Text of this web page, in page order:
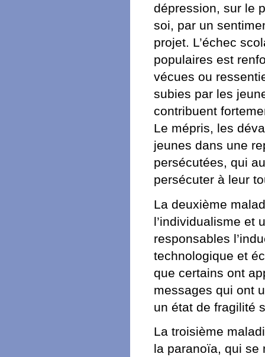
dépression, sur le
soi, par un
projet. L’échec
populaires est
vécues ou
subies par les
contribuent
Le mépris, les
jeunes dans une
persécutées, qui
persécuter à leur
La deuxième
l’individualisme et
responsables
technologique et
que certains ont
messages qui ont
un état de fragilité
La troisième
la paranoïa, qui se